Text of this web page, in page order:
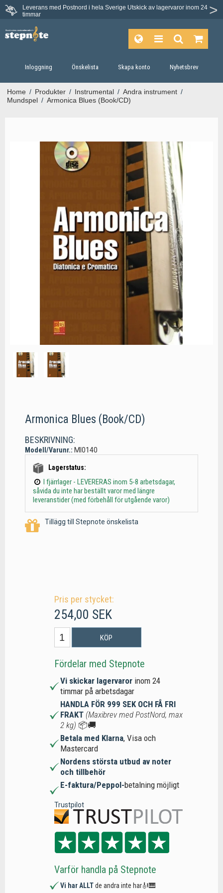
Leverans med Postnord i hela Sverige Utskick av lagervaror inom 24
timmar
Inloggning Önskelista Skapa konto Nyhetsbrev
Home / Produkter / Instrumental / Andra instrument /
Mundspel / Armonica Blues (Book/CD)
Armonica Blues (Book/CD)
BESKRIVNING:
Modell/Varunr.: MI0140
Lagerstatus:
I fjärrlager - LEVERERAS inom 5-8 arbetsdagar,
såvida du inte har beställt varor med längre
leveranstider (med förbehåll för utgående varor)
Tillägg till Stepnote önskelista
Pris per stycket:
254,00 SEK
KÖP
Fördelar med Stepnote
Vi skickar lagervaror inom 24
timmar på arbetsdagar
HANDLA FÖR 999 SEK OCH FÅ FRI
FRAKT (Maxibrev med PostNord, max
2 kg) 📦🚚
Betala med Klarna, Visa och
Mastercard
Nordens största utbud av noter
och tillbehör
E-faktura/Peppol-betalning möjligt
Trustpilot
Varför handla på Stepnote
Vi har ALLTde andra inte har🎻🎹